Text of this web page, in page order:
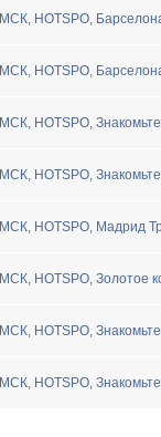
МСК, HOTSPO,
МСК, HOTSPO,
МСК, HOTSPO,
МСК, HOTSPO,
МСК, HOTSPO, Мадрид
МСК, HOTSPO, Золотое
МСК, HOTSPO,
МСК, HOTSPO,